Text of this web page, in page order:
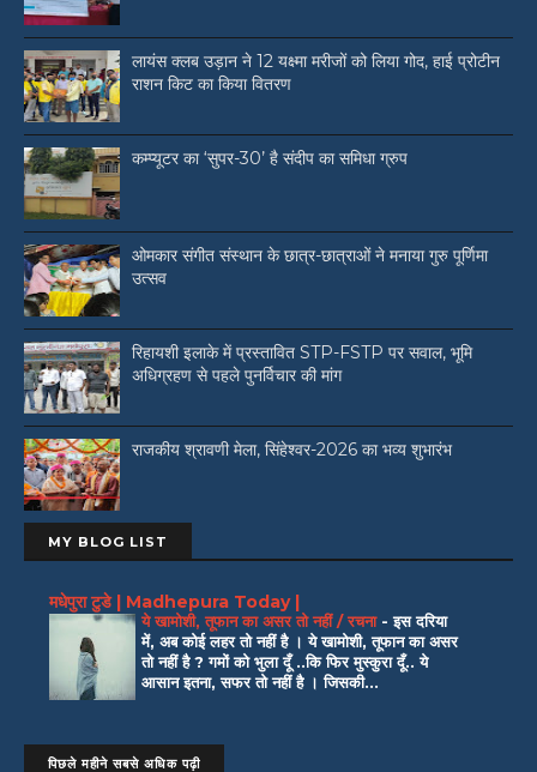
लायंस क्लब उड़ान ने 12 यक्ष्मा मरीजों को लिया गोद, हाई प्रोटीन
राशन किट का किया वितरण
कम्प्यूटर का ‘सुपर-30’ है संदीप का समिधा ग्रुप
ओमकार संगीत संस्थान के छात्र-छात्राओं ने मनाया गुरु पूर्णिमा
उत्सव
रिहायशी इलाके में प्रस्तावित STP-FSTP पर सवाल, भूमि
अधिग्रहण से पहले पुनर्विचार की मांग
राजकीय श्रावणी मेला, सिंहेश्वर-2026 का भव्य शुभारंभ
MY BLOG LIST
मधेपुरा टुडे | Madhepura Today |
ये खामोशी, तूफान का असर तो नहीं / रचना -इस दरिया
में, अब कोई लहर तो नहीं है । ये खामोशी, तूफान का असर
तो नहीं है ? गमों को भुला दूँ ..कि फिर मुस्कुरा दूँ.. ये
आसान इतना, सफर तो नहीं है । जिसकी...
पिछले महीने सबसे अधिक पढ़ी